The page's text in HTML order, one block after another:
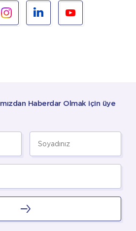
Haberdar Olmak için üye